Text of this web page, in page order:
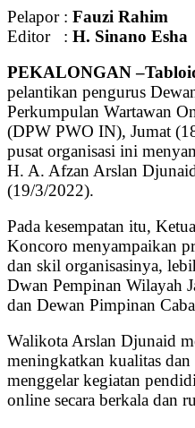
Pelapor : Fauzi Rahim
Editor : H. Sinano Esha
PEKALONGAN
pelantikan pengurus
Perkumpulan Wartawan
(DPW PWO IN), Jumat
pusat organisasi ini
H. A. Afzan Arslan
(19/3/2022).
Pada kesempatan itu,
Koncoro menyampaikan
dan skil organisasinya,
Dwan Pempinan Wilayah
dan Dewan Pimpinan
Walikota Arslan Djunaid
meningkatkan kualitas
menggelar kegiatan
online secara berkala dan